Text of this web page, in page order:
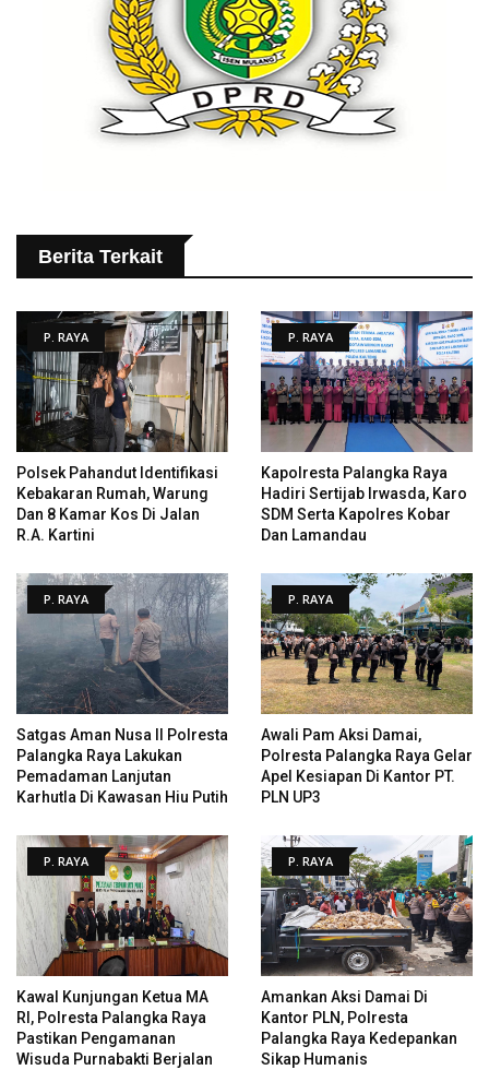
Berita Terkait
P. RAYA
Polsek Pahandut Identifikasi
Kebakaran Rumah, Warung
Dan 8 Kamar Kos Di Jalan
R.A. Kartini
P. RAYA
Kapolresta Palangka Raya
Hadiri Sertijab Irwasda, Karo
SDM Serta Kapolres Kobar
Dan Lamandau
P. RAYA
Satgas Aman Nusa II Polresta
Palangka Raya Lakukan
Pemadaman Lanjutan
Karhutla Di Kawasan Hiu Putih
P. RAYA
Awali Pam Aksi Damai,
Polresta Palangka Raya Gelar
Apel Kesiapan Di Kantor PT.
PLN UP3
P. RAYA
Kawal Kunjungan Ketua MA
RI, Polresta Palangka Raya
Pastikan Pengamanan
Wisuda Purnabakti Berjalan
P. RAYA
Amankan Aksi Damai Di
Kantor PLN, Polresta
Palangka Raya Kedepankan
Sikap Humanis